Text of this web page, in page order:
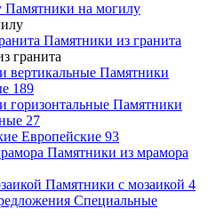
Памятники на могилу
Памятники из гранита
гранита
Памятники
189
Памятники
27
Европейские 93
Памятники из мрамора
Памятники с мозаикой 4
Специальные